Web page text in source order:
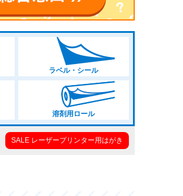
ラベル・シール
溶剤用ロール
SALE レーザープリンター用はがき